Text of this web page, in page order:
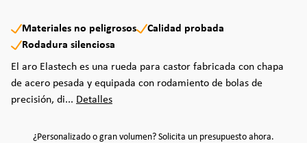
Materiales no peligrosos
Calidad probada
Rodadura silenciosa
El aro Elastech es una rueda para castor fabricada con chapa
de acero pesada y equipada con rodamiento de bolas de
precisión, di... Detalles
¿Personalizado o gran volumen? Solicita un presupuesto ahora.